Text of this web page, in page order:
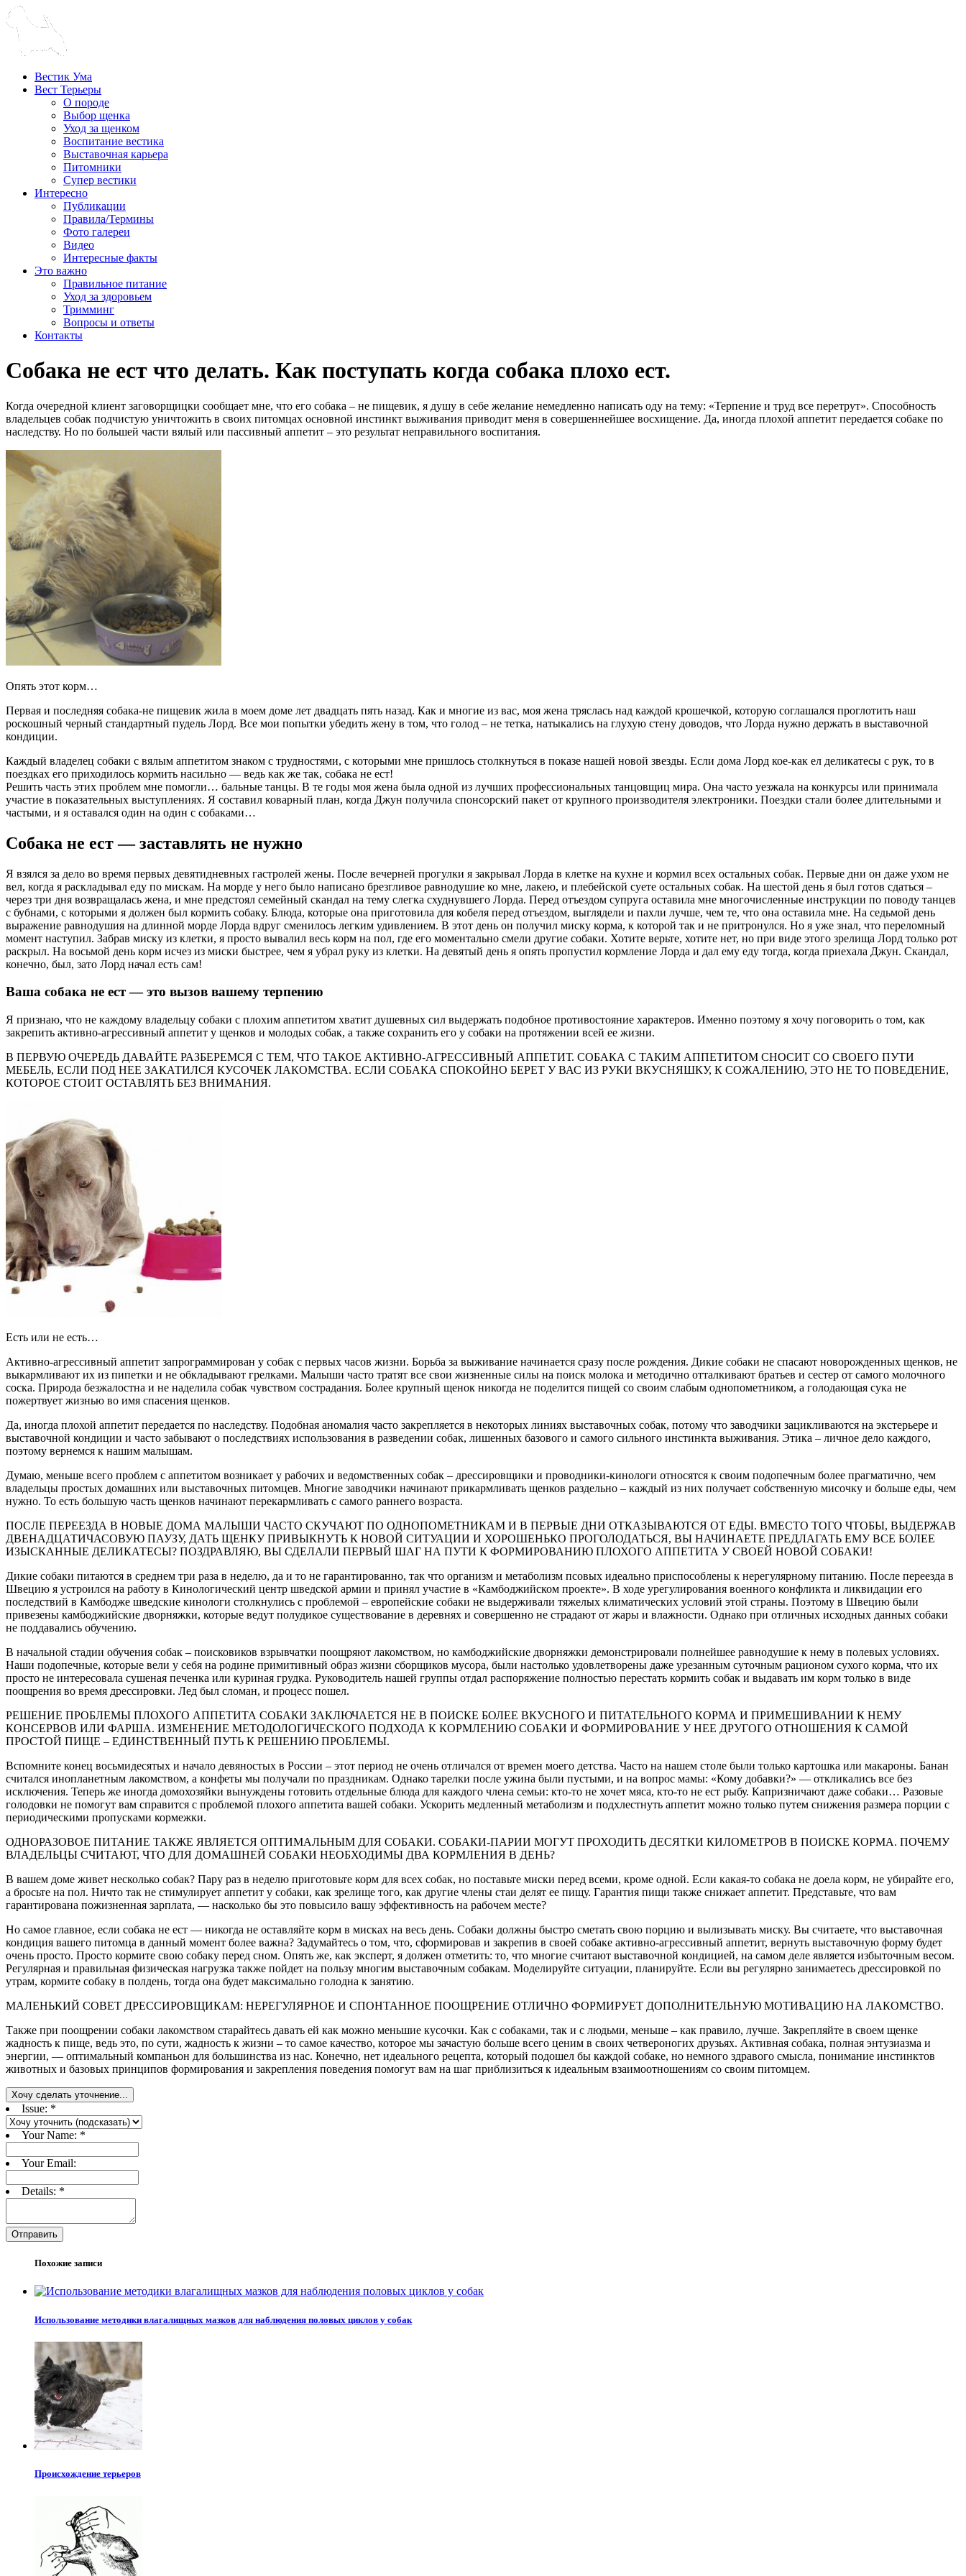
Вестик Ума
Вест Терьеры
О породе
Выбор щенка
Уход за щенком
Воспитание вестика
Выставочная карьера
Питомники
Супер вестики
Интересно
Публикации
Правила/Термины
Фото галереи
Видео
Интересные факты
Это важно
Правильное питание
Уход за здоровьем
Тримминг
Вопросы и ответы
Контакты
Собака не ест что делать. Как поступать когда собака плохо ест.
Когда очередной клиент заговорщицки сообщает мне, что его собака – не пищевик, я душу в себе желание немедленно написать оду на тему: «Терпение и труд все перетрут». Способность
владельцев собак подчистую уничтожить в своих питомцах основной инстинкт выживания приводит меня в совершеннейшее восхищение. Да, иногда плохой аппетит передается собаке по
наследству. Но по большей части вялый или пассивный аппетит – это результат неправильного воспитания.
Опять этот корм…
Первая и последняя собака-не пищевик жила в моем доме лет двадцать пять назад. Как и многие из вас, моя жена тряслась над каждой крошечкой, которую соглашался проглотить наш
роскошный черный стандартный пудель Лорд. Все мои попытки убедить жену в том, что голод – не тетка, натыкались на глухую стену доводов, что Лорда нужно держать в выставочной
кондиции.
Каждый владелец собаки с вялым аппетитом знаком с трудностями, с которыми мне пришлось столкнуться в показе нашей новой звезды. Если дома Лорд кое-как ел деликатесы с рук, то в
поездках его приходилось кормить насильно — ведь как же так, собака не ест!
Решить часть этих проблем мне помогли… бальные танцы. В те годы моя жена была одной из лучших профессиональных танцовщиц мира. Она часто уезжала на конкурсы или принимала
участие в показательных выступлениях. Я составил коварный план, когда Джун получила спонсорский пакет от крупного производителя электроники. Поездки стали более длительными и
частыми, и я оставался один на один с собаками…
Собака не ест — заставлять не нужно
Я взялся за дело во время первых девятидневных гастролей жены. После вечерней прогулки я закрывал Лорда в клетке на кухне и кормил всех остальных собак. Первые дни он даже ухом не
вел, когда я раскладывал еду по мискам. На морде у него было написано брезгливое равнодушие ко мне, лакею, и плебейской суете остальных собак. На шестой день я был готов сдаться –
через три дня возвращалась жена, и мне предстоял семейный скандал на тему слегка схуднувшего Лорда. Перед отъездом супруга оставила мне многочисленные инструкции по поводу танцев
с бубнами, с которыми я должен был кормить собаку. Блюда, которые она приготовила для кобеля перед отъездом, выглядели и пахли лучше, чем те, что она оставила мне. На седьмой день
выражение равнодушия на длинной морде Лорда вдруг сменилось легким удивлением. В этот день он получил миску корма, к которой так и не притронулся. Но я уже знал, что переломный
момент наступил. Забрав миску из клетки, я просто вывалил весь корм на пол, где его моментально смели другие собаки. Хотите верьте, хотите нет, но при виде этого зрелища Лорд только рот
раскрыл. На восьмой день корм исчез из миски быстрее, чем я убрал руку из клетки. На девятый день я опять пропустил кормление Лорда и дал ему еду тогда, когда приехала Джун. Скандал,
конечно, был, зато Лорд начал есть сам!
Ваша собака не ест — это вызов вашему терпению
Я признаю, что не каждому владельцу собаки с плохим аппетитом хватит душевных сил выдержать подобное противостояние характеров. Именно поэтому я хочу поговорить о том, как
закрепить активно-агрессивный аппетит у щенков и молодых собак, а также сохранить его у собаки на протяжении всей ее жизни.
В ПЕРВУЮ ОЧЕРЕДЬ ДАВАЙТЕ РАЗБЕРЕМСЯ С ТЕМ, ЧТО ТАКОЕ АКТИВНО-АГРЕССИВНЫЙ АППЕТИТ. СОБАКА С ТАКИМ АППЕТИТОМ СНОСИТ СО СВОЕГО ПУТИ
МЕБЕЛЬ, ЕСЛИ ПОД НЕЕ ЗАКАТИЛСЯ КУСОЧЕК ЛАКОМСТВА. ЕСЛИ СОБАКА СПОКОЙНО БЕРЕТ У ВАС ИЗ РУКИ ВКУСНЯШКУ, К СОЖАЛЕНИЮ, ЭТО НЕ ТО ПОВЕДЕНИЕ,
КОТОРОЕ СТОИТ ОСТАВЛЯТЬ БЕЗ ВНИМАНИЯ.
Есть или не есть…
Активно-агрессивный аппетит запрограммирован у собак с первых часов жизни. Борьба за выживание начинается сразу после рождения. Дикие собаки не спасают новорожденных щенков, не
выкармливают их из пипетки и не обкладывают грелками. Малыши часто тратят все свои жизненные силы на поиск молока и методично отталкивают братьев и сестер от самого молочного
соска. Природа безжалостна и не наделила собак чувством сострадания. Более крупный щенок никогда не поделится пищей со своим слабым однопометником, а голодающая сука не
пожертвует жизнью во имя спасения щенков.
Да, иногда плохой аппетит передается по наследству. Подобная аномалия часто закрепляется в некоторых линиях выставочных собак, потому что заводчики зацикливаются на экстерьере и
выставочной кондиции и часто забывают о последствиях использования в разведении собак, лишенных базового и самого сильного инстинкта выживания. Этика – личное дело каждого,
поэтому вернемся к нашим малышам.
Думаю, меньше всего проблем с аппетитом возникает у рабочих и ведомственных собак – дрессировщики и проводники-кинологи относятся к своим подопечным более прагматично, чем
владельцы простых домашних или выставочных питомцев. Многие заводчики начинают прикармливать щенков раздельно – каждый из них получает собственную мисочку и больше еды, чем
нужно. То есть большую часть щенков начинают перекармливать с самого раннего возраста.
ПОСЛЕ ПЕРЕЕЗДА В НОВЫЕ ДОМА МАЛЫШИ ЧАСТО СКУЧАЮТ ПО ОДНОПОМЕТНИКАМ И В ПЕРВЫЕ ДНИ ОТКАЗЫВАЮТСЯ ОТ ЕДЫ. ВМЕСТО ТОГО ЧТОБЫ, ВЫДЕРЖАВ
ДВЕНАДЦАТИЧАСОВУЮ ПАУЗУ, ДАТЬ ЩЕНКУ ПРИВЫКНУТЬ К НОВОЙ СИТУАЦИИ И ХОРОШЕНЬКО ПРОГОЛОДАТЬСЯ, ВЫ НАЧИНАЕТЕ ПРЕДЛАГАТЬ ЕМУ ВСЕ БОЛЕЕ
ИЗЫСКАННЫЕ ДЕЛИКАТЕСЫ? ПОЗДРАВЛЯЮ, ВЫ СДЕЛАЛИ ПЕРВЫЙ ШАГ НА ПУТИ К ФОРМИРОВАНИЮ ПЛОХОГО АППЕТИТА У СВОЕЙ НОВОЙ СОБАКИ!
Дикие собаки питаются в среднем три раза в неделю, да и то не гарантированно, так что организм и метаболизм псовых идеально приспособлены к нерегулярному питанию. После переезда в
Швецию я устроился на работу в Кинологический центр шведской армии и принял участие в «Камбоджийском проекте». В ходе урегулирования военного конфликта и ликвидации его
последствий в Камбодже шведские кинологи столкнулись с проблемой – европейские собаки не выдерживали тяжелых климатических условий этой страны. Поэтому в Швецию были
привезены камбоджийские дворняжки, которые ведут полудикое существование в деревнях и совершенно не страдают от жары и влажности. Однако при отличных исходных данных собаки
не поддавались обучению.
В начальной стадии обучения собак – поисковиков взрывчатки поощряют лакомством, но камбоджийские дворняжки демонстрировали полнейшее равнодушие к нему в полевых условиях.
Наши подопечные, которые вели у себя на родине примитивный образ жизни сборщиков мусора, были настолько удовлетворены даже урезанным суточным рационом сухого корма, что их
просто не интересовала сушеная печенка или куриная грудка. Руководитель нашей группы отдал распоряжение полностью перестать кормить собак и выдавать им корм только в виде
поощрения во время дрессировки. Лед был сломан, и процесс пошел.
РЕШЕНИЕ ПРОБЛЕМЫ ПЛОХОГО АППЕТИТА СОБАКИ ЗАКЛЮЧАЕТСЯ НЕ В ПОИСКЕ БОЛЕЕ ВКУСНОГО И ПИТАТЕЛЬНОГО КОРМА И ПРИМЕШИВАНИИ К НЕМУ
КОНСЕРВОВ ИЛИ ФАРША. ИЗМЕНЕНИЕ МЕТОДОЛОГИЧЕСКОГО ПОДХОДА К КОРМЛЕНИЮ СОБАКИ И ФОРМИРОВАНИЕ У НЕЕ ДРУГОГО ОТНОШЕНИЯ К САМОЙ
ПРОСТОЙ ПИЩЕ – ЕДИНСТВЕННЫЙ ПУТЬ К РЕШЕНИЮ ПРОБЛЕМЫ.
Вспомните конец восьмидесятых и начало девяностых в России – этот период не очень отличался от времен моего детства. Часто на нашем столе были только картошка или макароны. Банан
считался инопланетным лакомством, а конфеты мы получали по праздникам. Однако тарелки после ужина были пустыми, и на вопрос мамы: «Кому добавки?» — откликались все без
исключения. Теперь же иногда домохозяйки вынуждены готовить отдельные блюда для каждого члена семьи: кто-то не хочет мяса, кто-то не ест рыбу. Капризничают даже собаки… Разовые
голодовки не помогут вам справится с проблемой плохого аппетита вашей собаки. Ускорить медленный метаболизм и подхлестнуть аппетит можно только путем снижения размера порции с
периодическими пропусками кормежки.
ОДНОРАЗОВОЕ ПИТАНИЕ ТАКЖЕ ЯВЛЯЕТСЯ ОПТИМАЛЬНЫМ ДЛЯ СОБАКИ. СОБАКИ-ПАРИИ МОГУТ ПРОХОДИТЬ ДЕСЯТКИ КИЛОМЕТРОВ В ПОИСКЕ КОРМА. ПОЧЕМУ
ВЛАДЕЛЬЦЫ СЧИТАЮТ, ЧТО ДЛЯ ДОМАШНЕЙ СОБАКИ НЕОБХОДИМЫ ДВА КОРМЛЕНИЯ В ДЕНЬ?
В вашем доме живет несколько собак? Пару раз в неделю приготовьте корм для всех собак, но поставьте миски перед всеми, кроме одной. Если какая-то собака не доела корм, не убирайте его,
а бросьте на пол. Ничто так не стимулирует аппетит у собаки, как зрелище того, как другие члены стаи делят ее пищу. Гарантия пищи также снижает аппетит. Представьте, что вам
гарантирована пожизненная зарплата, — насколько бы это повысило вашу эффективность на рабочем месте?
Но самое главное, если собака не ест — никогда не оставляйте корм в мисках на весь день. Собаки должны быстро сметать свою порцию и вылизывать миску. Вы считаете, что выставочная
кондиция вашего питомца в данный момент более важна? Задумайтесь о том, что, сформировав и закрепив в своей собаке активно-агрессивный аппетит, вернуть выставочную форму будет
очень просто. Просто кормите свою собаку перед сном. Опять же, как эксперт, я должен отметить: то, что многие считают выставочной кондицией, на самом деле является избыточным весом.
Регулярная и правильная физическая нагрузка также пойдет на пользу многим выставочным собакам. Моделируйте ситуации, планируйте. Если вы регулярно занимаетесь дрессировкой по
утрам, кормите собаку в полдень, тогда она будет максимально голодна к занятию.
МАЛЕНЬКИЙ СОВЕТ ДРЕССИРОВЩИКАМ: НЕРЕГУЛЯРНОЕ И СПОНТАННОЕ ПООЩРЕНИЕ ОТЛИЧНО ФОРМИРУЕТ ДОПОЛНИТЕЛЬНУЮ МОТИВАЦИЮ НА ЛАКОМСТВО.
Также при поощрении собаки лакомством старайтесь давать ей как можно меньшие кусочки. Как с собаками, так и с людьми, меньше – как правило, лучше. Закрепляйте в своем щенке
жадность к пище, ведь это, по сути, жадность к жизни – то самое качество, которое мы зачастую больше всего ценим в своих четвероногих друзьях. Активная собака, полная энтузиазма и
энергии, — оптимальный компаньон для большинства из нас. Конечно, нет идеального рецепта, который подошел бы каждой собаке, но немного здравого смысла, понимание инстинктов
животных и базовых принципов формирования и закрепления поведения помогут вам на шаг приблизиться к идеальным взаимоотношениям со своим питомцем.
Хочу сделать уточнение...
Issue: *
Your Name: *
Your Email:
Details: *
Отправить
Похожие записи
Использование методики влагалищных мазков для наблюдения половых циклов у собак
Происхождение терьеров